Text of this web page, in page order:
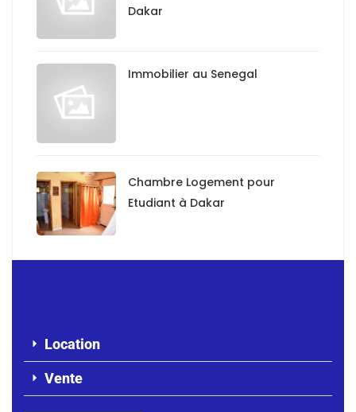
Dakar
Immobilier au Senegal
Chambre Logement pour
Etudiant à Dakar
Location
Vente